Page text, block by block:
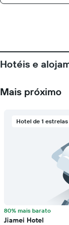
Hotéis e
Mais próximo
Hotel de 1 estrelas
80% mais barato
Jiamei Hotel